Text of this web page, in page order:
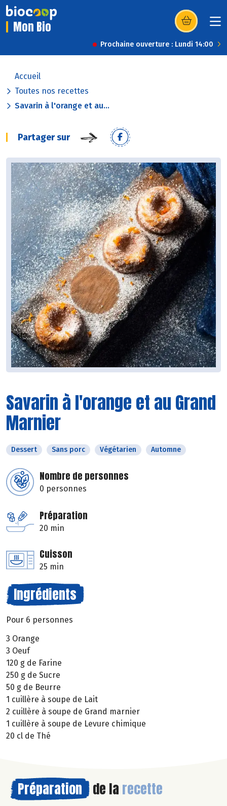
Mon Bio (s’ouvre dans
Prochaine ouverture : Lundi 14:00
Accueil
Toutes nos recettes
Savarin à l'orange et au...
Partager sur
Savarin à l'orange et au Grand
Marnier
Dessert Sans porc Végétarien Automne
Nombre de personnes
0 personnes
Préparation
20 min
Cuisson
25 min
Ingrédients
Pour 6 personnes
3 Orange
3 Oeuf
120 g de Farine
250 g de Sucre
50 g de Beurre
1 cuillère à soupe de Lait
2 cuillère à soupe de Grand marnier
1 cuillère à soupe de Levure chimique
20 cl de Thé
Préparation de la recette